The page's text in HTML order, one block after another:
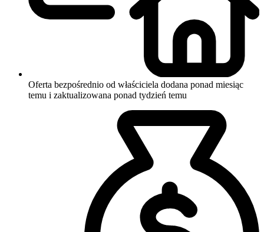
Oferta bezpośrednio od właściciela dodana ponad miesiąc
temu i zaktualizowana ponad tydzień temu